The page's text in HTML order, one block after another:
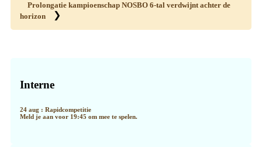
Prolongatie kampioenschap NOSBO 6-tal verdwijnt achter de
horizon
❯
Sidebar
Interne
24 aug : Rapidcompetitie
Meld je aan voor 19:45 om mee te spelen.